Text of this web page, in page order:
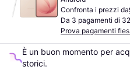
Confronta i prezzi da
Da 3 pagamenti di
Prova pagamenti
È un buon momento per
storici.